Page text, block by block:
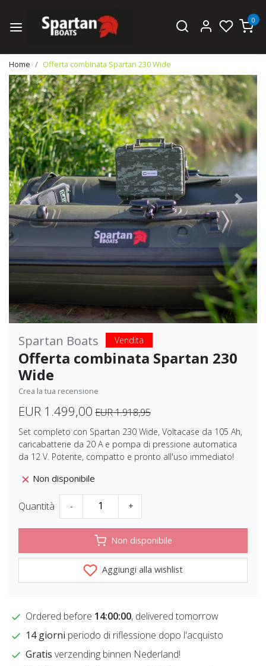
0
Home Offerta combinata Spartan 230 Wide
Previous Next
Spartan Boats Vendita
Offerta combinata Spartan 230
Wide
Crea la tua recensione
EUR 1.499,00 EUR 1.918,95
Set completo con Spartan 230 Wide, Voltacase da 105 Ah,
caricabatterie da 20 A e pompa di pressione automatica
da 12 V. Potente, compatto e pronto all'uso immediato!
Non disponibile
Quantità - +
Non disponibile
Aggiungi alla wishlist
Ordered before 14:00:00, delivered tomorrow
14 giorni periodo di riflessione dopo l'acquisto
Gratis verzending binnen Nederland!